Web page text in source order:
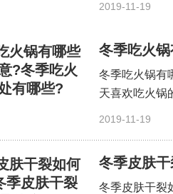
2019-11-19
冬季吃火
冬季吃火锅有
天喜欢吃火锅
2019-11-19
冬季皮肤
冬季皮肤干裂